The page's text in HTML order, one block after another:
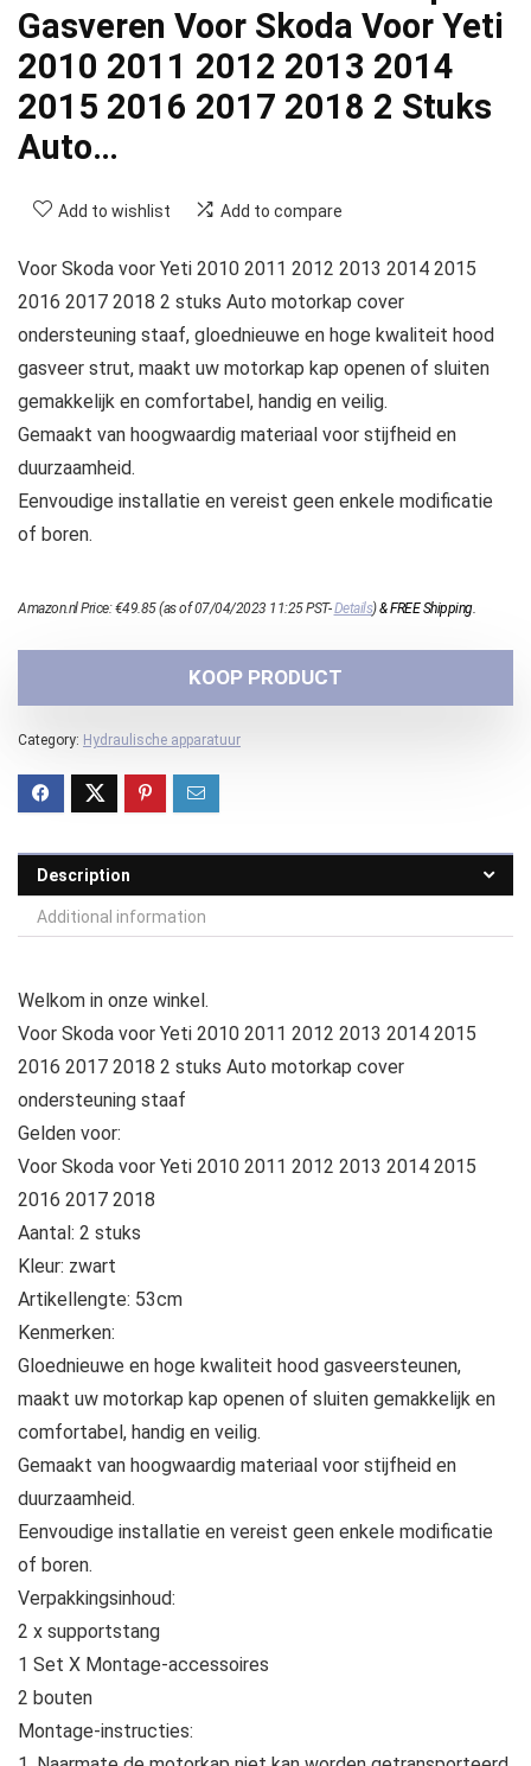
Gasveren Voor Skoda Voor Yeti
2010 2011 2012 2013 2014
2015 2016 2017 2018 2 Stuks
Auto…
Add to wishlist Add to compare
Voor Skoda voor Yeti 2010 2011 2012 2013 2014 2015
2016 2017 2018 2 stuks Auto motorkap cover
ondersteuning staaf, gloednieuwe en hoge kwaliteit hood
gasveer strut, maakt uw motorkap kap openen of sluiten
gemakkelijk en comfortabel, handig en veilig.
Gemaakt van hoogwaardig materiaal voor stijfheid en
duurzaamheid.
Eenvoudige installatie en vereist geen enkele modificatie
of boren.
Amazon.nl Price:€49.85(as of 07/04/2023 11:25 PST-Details)&FREE Shipping.
KOOP PRODUCT
Category: Hydraulische apparatuur
Description
Additional information
Welkom in onze winkel.
Voor Skoda voor Yeti 2010 2011 2012 2013 2014 2015
2016 2017 2018 2 stuks Auto motorkap cover
ondersteuning staaf
Gelden voor:
Voor Skoda voor Yeti 2010 2011 2012 2013 2014 2015
2016 2017 2018
Aantal: 2 stuks
Kleur: zwart
Artikellengte: 53cm
Kenmerken:
Gloednieuwe en hoge kwaliteit hood gasveersteunen,
maakt uw motorkap kap openen of sluiten gemakkelijk en
comfortabel, handig en veilig.
Gemaakt van hoogwaardig materiaal voor stijfheid en
duurzaamheid.
Eenvoudige installatie en vereist geen enkele modificatie
of boren.
Verpakkingsinhoud:
2 x supportstang
1 Set X Montage-accessoires
2 bouten
Montage-instructies: